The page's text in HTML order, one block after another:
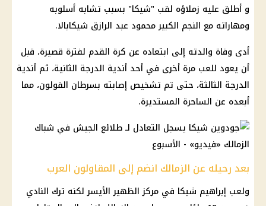
و أطلق عليه زملاؤه لقب "شيكا" بسبب تشابه أسلوبه
ومهاراته مع النجم الكبير محمود عبد الرازق شيكابالا.
أدى وفاة والدته إلى ابتعاده عن كرة القدم لفترة قصيرة، قبل
أن يعود للعب مرة أخرى في أحد أندية الدرجة الثانية، ثم أندية
الدرجة الثالثة، حتى تم تشخيص إصابته بسرطان القولون، مما
أبعده عن الساحرة المستديرة.
بعد رحيله عن الزمالك انضم إلى المقاولون العرب
ولعب إبراهيم شيكا في مركز الظهير الأيسر لكنه ترك النادي